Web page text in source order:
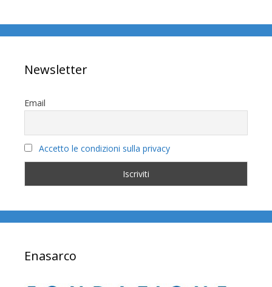
Newsletter
Email
Accetto le condizioni sulla privacy
Enasarco